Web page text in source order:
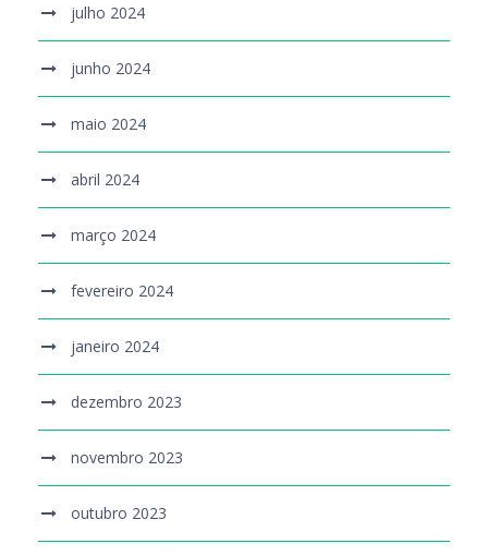
julho 2024
junho 2024
maio 2024
abril 2024
março 2024
fevereiro 2024
janeiro 2024
dezembro 2023
novembro 2023
outubro 2023